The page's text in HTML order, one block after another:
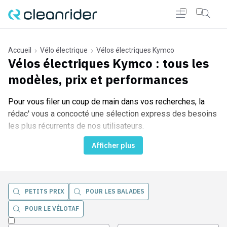
Accueil Vélo électrique Vélos électriques Kymco
Vélos électriques Kymco : tous les
modèles, prix et performances
Pour vous filer un coup de main dans vos recherches, la
rédac' vous a concocté une sélection express des besoins
les plus récurrents de nos utilisateurs.
Afficher plus
PETITS PRIX POUR LES BALADES
POUR LE VÉLOTAF
Cleanrider